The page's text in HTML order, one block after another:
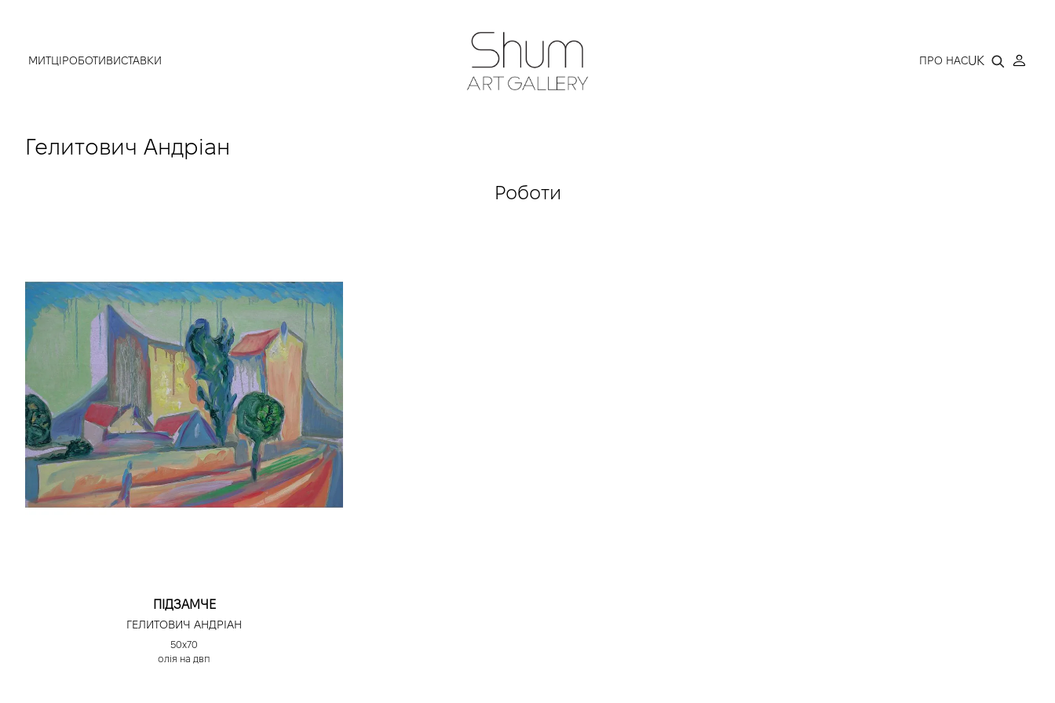
МИТЦІРОБОТИВИСТАВКИ SHUM ART GALLERY ПРО НАСUK
Гелитович Андріан
Роботи
ПІДЗАМЧЕ
ГЕЛИТОВИЧ АНДРІАН
50х70
олія на двп